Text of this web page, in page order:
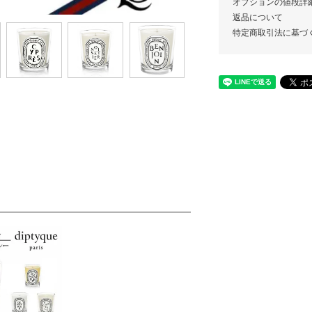
オプションの値段詳
返品について
特定商取引法に基づ